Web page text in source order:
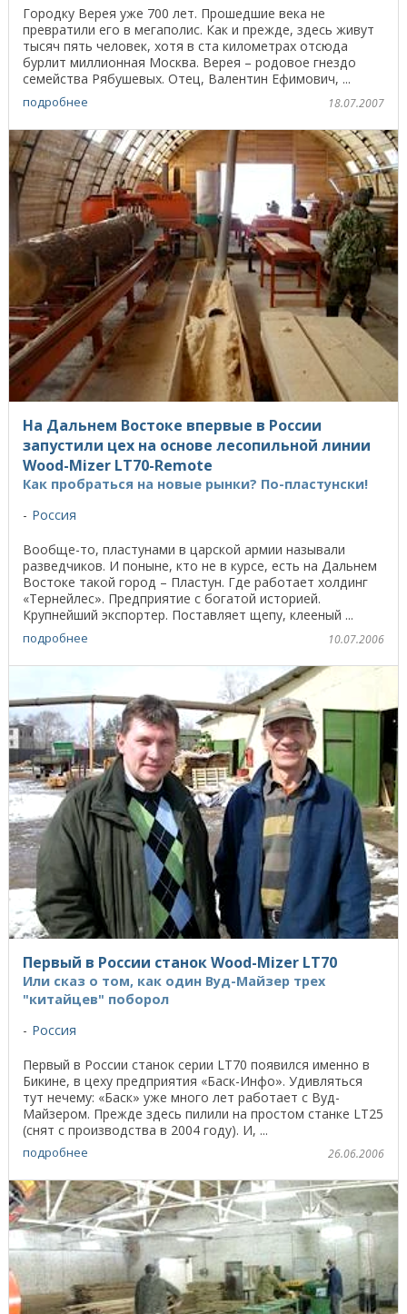
Городку Верея уже 700 лет. Прошедшие века не
превратили его в мегаполис. Как и прежде, здесь живут
тысяч пять человек, хотя в ста километрах отсюда
бурлит миллионная Москва. Верея – родовое гнездо
семейства Рябушевых. Отец, Валентин Ефимович, ...
подробнее 18.07.2007
На Дальнем Востоке впервые в России
запустили цех на основе лесопильной линии
Wood-Mizer LT70-Remote
Как пробраться на новые рынки? По-пластунски!
Россия
Вообще-то, пластунами в царской армии называли
разведчиков. И поныне, кто не в курсе, есть на Дальнем
Востоке такой город – Пластун. Где работает холдинг
«Тернейлес». Предприятие с богатой историей.
Крупнейший экспортер. Поставляет щепу, клееный ...
подробнее 10.07.2006
Первый в России станок Wood-Mizer LT70
Или сказ о том, как один Вуд-Майзер трех
"китайцев" поборол
Россия
Первый в России станок серии LT70 появился именно в
Бикине, в цеху предприятия «Баск-Инфо». Удивляться
тут нечему: «Баск» уже много лет работает с Вуд-
Майзером. Прежде здесь пилили на простом станке LT25
(снят с производства в 2004 году). И, ...
подробнее 26.06.2006